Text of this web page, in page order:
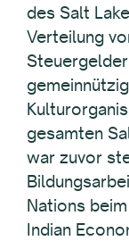
des Salt
Verteilung
gesamten
war zuvor
Nations
Indian